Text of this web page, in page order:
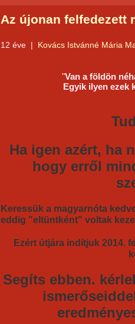
Az újonan felfedezett
12 éve | Kovács Istvánné Mária
"Van a földön
Egyik ilyen ezek
Ha igen azért, ha
hogy erről
Keressük a magyarnóta
eddig "eltüntként" voltak
Ezért útjára indítjuk 2014.
Segíts ebben.